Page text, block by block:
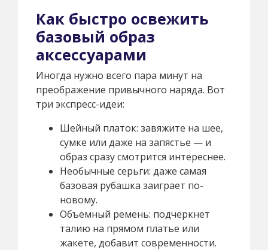
Как быстро освежить
базовый образ
аксессуарами
Иногда нужно всего пара минут на
преображение привычного наряда. Вот
три экспресс-идеи:
Шейный платок: завяжите на шее,
сумке или даже на запястье — и
образ сразу смотрится интереснее.
Необычные серьги: даже самая
базовая рубашка заиграет по-
новому.
Объемный ремень: подчеркнет
талию на прямом платье или
жакете, добавит современности.